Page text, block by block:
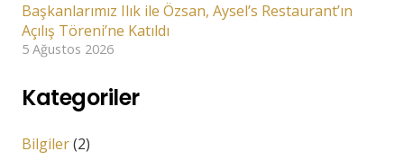
Başkanlarımız Ilık ile Özsan, Aysel’s Restaurant’ın
Açılış Töreni’ne Katıldı
5 Ağustos 2026
Kategoriler
Bilgiler(2)